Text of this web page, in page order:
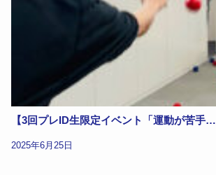
【3回プレID生限定イベント「運動が苦手…
2025年6月25日